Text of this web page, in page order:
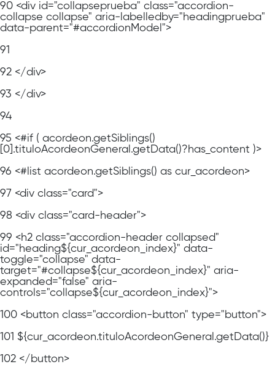
90 <div id="collapseprueba" class="accordion-
collapse collapse" aria-labelledby="headingprueba"
data-parent="#accordionModel">
91
92 </div>
93 </div>
94
95 <#if ( acordeon.getSiblings()
[0].tituloAcordeonGeneral.getData()?has_content )>
96 <#list acordeon.getSiblings() as cur_acordeon>
97 <div class="card">
98 <div class="card-header">
99 <h2 class="accordion-header collapsed"
id="heading${cur_acordeon_index}" data-
toggle="collapse" data-
target="#collapse${cur_acordeon_index}" aria-
expanded="false" aria-
controls="collapse${cur_acordeon_index}">
100 <button class="accordion-button" type="button">
101 ${cur_acordeon.tituloAcordeonGeneral.getData()}
102 </button>